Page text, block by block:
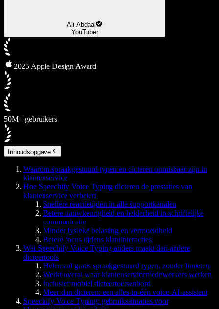
Ali Abdaal
YouTuber
2025 Apple Design Award
50M+ gebruikers
Inhoudsopgave
Waarom spraakgestuurd typen en dicteren onmisbaar zijn in
klantenservice
Hoe Speechify Voice Typing dicteren de prestaties van
klantenservice verbetert
Snellere reactietijden in alle supportkanalen
Betere nauwkeurigheid en helderheid in schriftelijke
communicatie
Minder fysieke belasting en vermoeidheid
Betere focus tijdens klantinteracties
Wat Speechify Voice Typing anders maakt dan andere
dicteertools
Helemaal gratis spraakgestuurd typen, zonder limieten
Werkt overal waar klantenservicemedewerkers werken
Inclusief mobiel dicteertoetsenbord
Meer dan dicteren: een alles-in-één voice-AI-assistent
Speechify Voice Typing: gebruikssituaties voor